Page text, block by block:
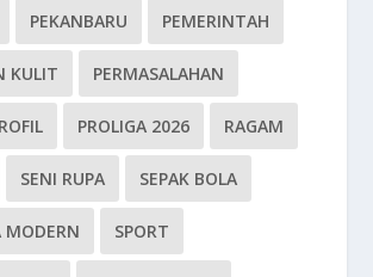
PEKANBARU PEMERINTAH
KULIT PERMASALAHAN
PROLIGA 2026 RAGAM
SENI RUPA SEPAK BOLA
MODERN SPORT